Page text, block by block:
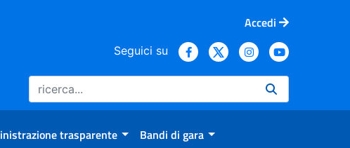
Accedi
Seguici su
trasparente Bandi di gara